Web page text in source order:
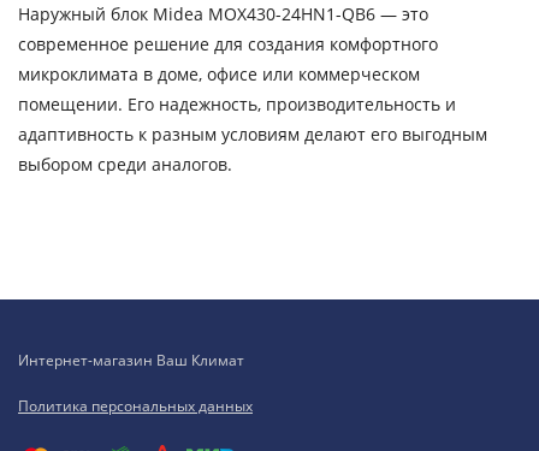
Наружный блок Midea MOX430-24HN1-QB6 — это
современное решение для создания комфортного
микроклимата в доме, офисе или коммерческом
помещении. Его надежность, производительность и
адаптивность к разным условиям делают его выгодным
выбором среди аналогов.
Интернет-магазин Ваш Климат
Политика персональных данных